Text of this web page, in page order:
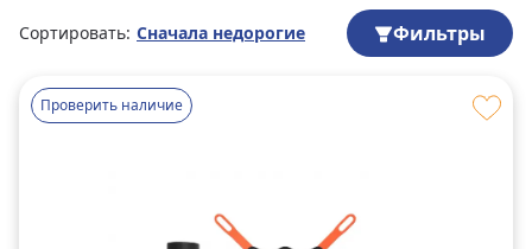
Сортировать: Сначала недорогие Фильтры
Проверить наличие